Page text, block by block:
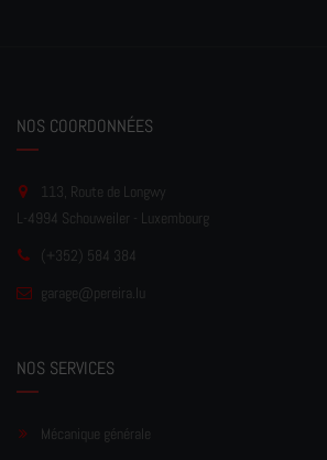
NOS COORDONNÉES
113, Route de Longwy
L-4994 Schouweiler - Luxembourg
(+352) 584 384
garage@pereira.lu
NOS SERVICES
Mécanique générale